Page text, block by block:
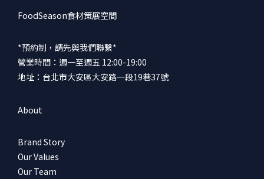
FoodSeason食材策展空間
*預約制，請先與我們聯繫*
營業時間：週一至週五 12:00-19:00
地址：台北市大安區大安路一段19巷37號
About
Brand Story
Our Values
Our Team